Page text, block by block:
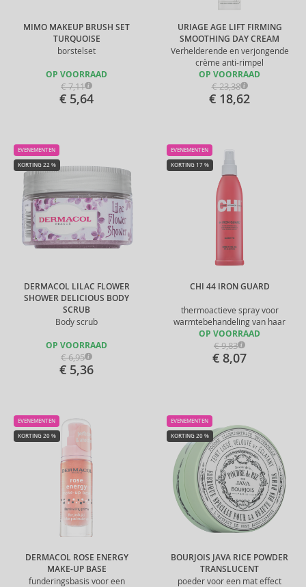
MIMO MAKEUP BRUSH SET
TURQUOISE
borstelset
OP VOORRAAD
€ 7,11
€ 5,64
URIAGE AGE LIFT FIRMING
SMOOTHING DAY CREAM
Verhelderende en verjongende
crème anti-rimpel
OP VOORRAAD
€ 23,38
€ 18,62
DERMACOL LILAC FLOWER
SHOWER DELICIOUS BODY
SCRUB
Body scrub
EVENEMENTEN
KORTING 22 %
OP VOORRAAD
€ 6,95
€ 5,36
CHI 44 IRON GUARD
thermoactieve spray voor
warmtebehandeling van haar
EVENEMENTEN
KORTING 17 %
OP VOORRAAD
€ 9,83
€ 8,07
DERMACOL ROSE ENERGY
MAKE-UP BASE
funderingsbasis voor een
EVENEMENTEN
KORTING 20 %
BOURJOIS JAVA RICE POWDER
TRANSLUCENT
poeder voor een mat effect
EVENEMENTEN
KORTING 20 %